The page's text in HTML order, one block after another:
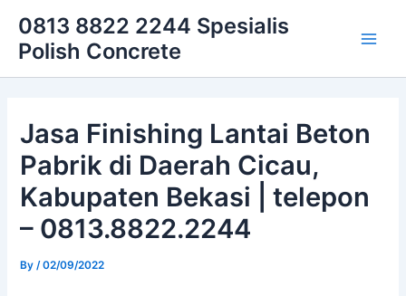
content
0813 8822 2244 Spesialis
Polish Concrete
Jasa Finishing Lantai Beton
Pabrik di Daerah Cicau,
Kabupaten Bekasi | telepon
– 0813.8822.2244
By/02/09/2022